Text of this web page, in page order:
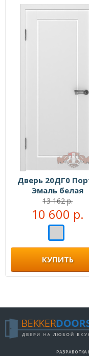
Дверь 20ДГ0
Эмаль белая
13 162 р.
10 600 р.
КУПИТЬ
РАЗРАБОТКА